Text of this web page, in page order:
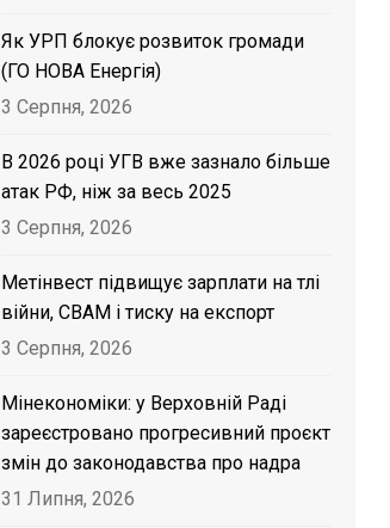
Як УРП блокує розвиток громади
(ГО НОВА Енергія)
3 Серпня, 2026
В 2026 році УГВ вже зазнало більше
атак РФ, ніж за весь 2025
3 Серпня, 2026
Метінвест підвищує зарплати на тлі
війни, CBAM і тиску на експорт
3 Серпня, 2026
Мінекономіки: у Верховній Раді
зареєстровано прогресивний проєкт
змін до законодавства про надра
31 Липня, 2026